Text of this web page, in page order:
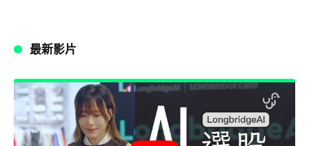
最新影片